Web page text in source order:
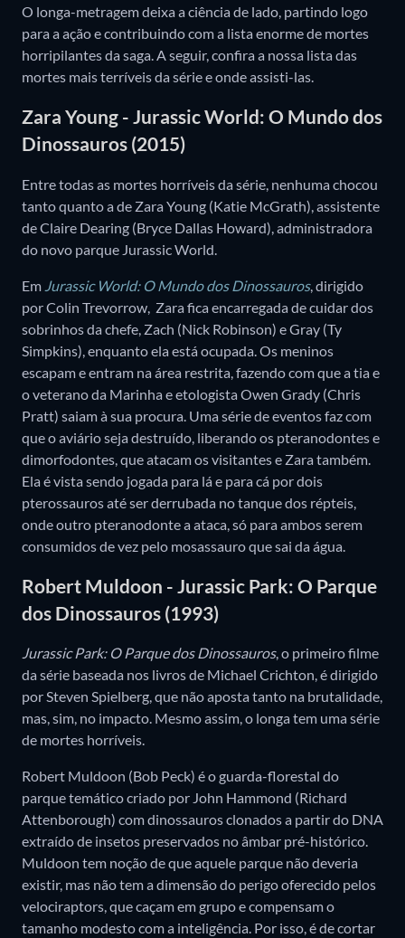
O longa-metragem deixa a ciência de lado, partindo logo
para a ação e contribuindo com a lista enorme de mortes
horripilantes da saga. A seguir, confira a nossa lista das
mortes mais terríveis da série e onde assisti-las.
Zara Young - Jurassic World: O Mundo dos
Dinossauros (2015)
Entre todas as mortes horríveis da série, nenhuma chocou
tanto quanto a de Zara Young (Katie McGrath), assistente
de Claire Dearing (Bryce Dallas Howard), administradora
do novo parque Jurassic World.
Em Jurassic World: O Mundo dos Dinossauros, dirigido
por Colin Trevorrow, Zara fica encarregada de cuidar dos
sobrinhos da chefe, Zach (Nick Robinson) e Gray (Ty
Simpkins), enquanto ela está ocupada. Os meninos
escapam e entram na área restrita, fazendo com que a tia e
o veterano da Marinha e etologista Owen Grady (Chris
Pratt) saiam à sua procura. Uma série de eventos faz com
que o aviário seja destruído, liberando os pteranodontes e
dimorfodontes, que atacam os visitantes e Zara também.
Ela é vista sendo jogada para lá e para cá por dois
pterossauros até ser derrubada no tanque dos répteis,
onde outro pteranodonte a ataca, só para ambos serem
consumidos de vez pelo mosassauro que sai da água.
Robert Muldoon - Jurassic Park: O Parque
dos Dinossauros (1993)
Jurassic Park: O Parque dos Dinossauros, o primeiro filme
da série baseada nos livros de Michael Crichton, é dirigido
por Steven Spielberg, que não aposta tanto na brutalidade,
mas, sim, no impacto. Mesmo assim, o longa tem uma série
de mortes horríveis.
Robert Muldoon (Bob Peck) é o guarda-florestal do
parque temático criado por John Hammond (Richard
Attenborough) com dinossauros clonados a partir do DNA
extraído de insetos preservados no âmbar pré-histórico.
Muldoon tem noção de que aquele parque não deveria
existir, mas não tem a dimensão do perigo oferecido pelos
velociraptors, que caçam em grupo e compensam o
tamanho modesto com a inteligência. Por isso, é de cortar